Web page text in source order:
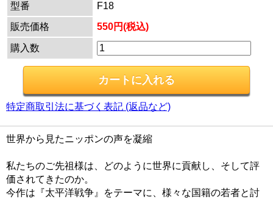
型番
F18
販売価格
550円(税込)
購入数
特定商取引法に基づく表記 (返品など)
世界から見たニッポンの声を凝縮
私たちのご先祖様は、どのように世界に貢献し、そして評
価されてきたのか。
今作は『太平洋戦争』をテーマに、様々な国籍の若者と討